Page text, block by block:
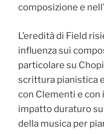
composizione e
L’eredità di Field
influenza sui
particolare su
scrittura pianistica
con Clementi e con
impatto duraturo
della musica per